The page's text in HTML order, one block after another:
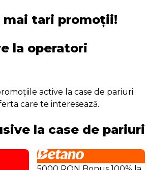
mai tari promoții!
la operatori
active la case de pariuri
care te interesează.
la case de pariuri